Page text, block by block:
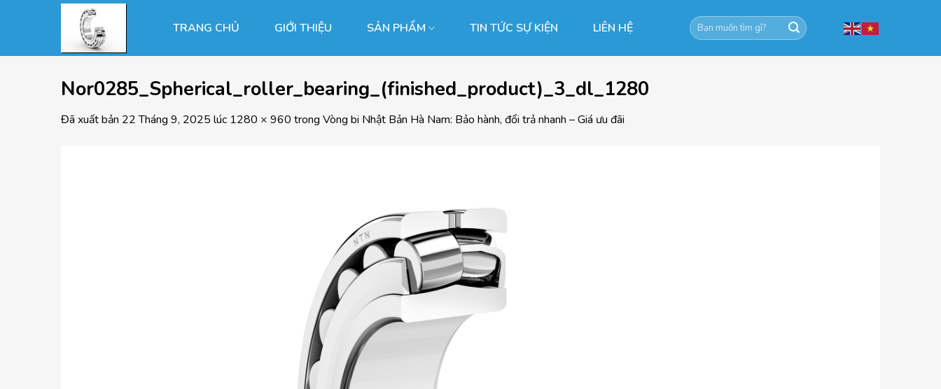
dung
TRANG CHỦ GIỚI THIỆU SẢN PHẨM TIN TỨC SỰ KIỆN LIÊN HỆ
Tìm
kiếm:
Nor0285_Spherical_roller_bearing_(finished_product)_3_dl_1280
Đã xuất bản 22 Tháng 9, 2025 lúc 1280 × 960 trong Vòng bi Nhật Bản Hà Nam: Bảo hành, đổi trả nhanh – Giá ưu đãi